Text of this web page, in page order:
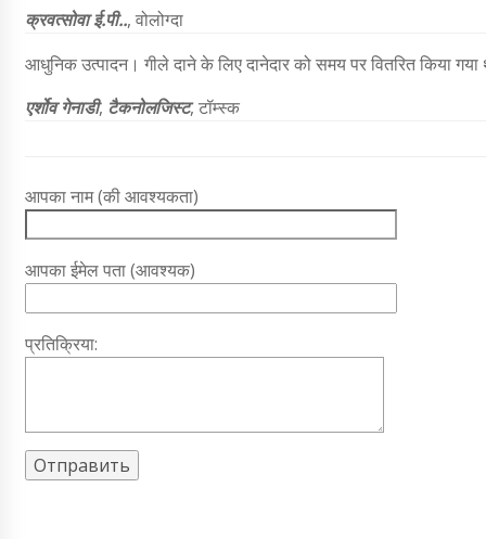
क्रवत्सोवा ई.पी.., वोलोग्दा
आधुनिक उत्पादन। गीले दाने के लिए दानेदार को समय पर वितरित किया
एर्शोव गेनाडी, टैकनोलजिस्ट, टॉम्स्क
आपका नाम (की आवश्यकता)
आपका ईमेल पता (आवश्यक)
प्रतिक्रिया: